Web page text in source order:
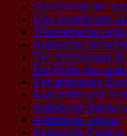
Geschichte der
Das System der
Theoretische
Arabische
Die Verbreitung
Die Rolle des
Der arabische
Kalligrafie und
Arabische
Arabische Tatoos
Arabische Comics